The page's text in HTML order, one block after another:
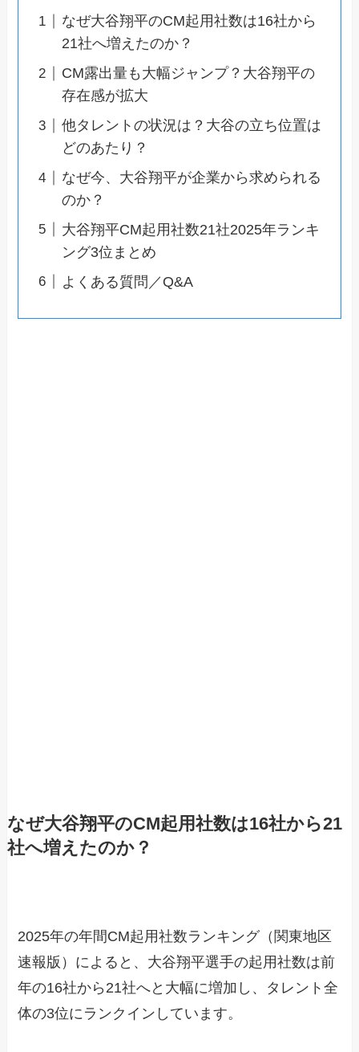
なぜ大谷翔平のCM起用社数は16社から
21社へ増えたのか？
CM露出量も大幅ジャンプ？大谷翔平の
存在感が拡大
他タレントの状況は？大谷の立ち位置は
どのあたり？
なぜ今、大谷翔平が企業から求められる
のか？
大谷翔平CM起用社数21社2025年ランキ
ング3位まとめ
よくある質問／Q&A
なぜ大谷翔平のCM起用社数は16社から21
社へ増えたのか？
2025年の年間CM起用社数ランキング（関東地区
速報版）によると、大谷翔平選手の起用社数は前
年の16社から21社へと大幅に増加し、タレント全
体の3位にランクインしています。